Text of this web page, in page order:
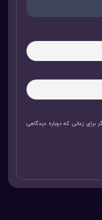
زمانی که دوباره دیدگاهی